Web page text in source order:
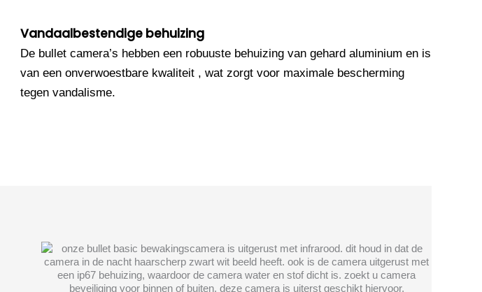
Vandaalbestendige behuizing
De bullet camera’s hebben een robuuste behuizing van gehard aluminium en is
van een onverwoestbare kwaliteit , wat zorgt voor maximale bescherming
tegen vandalisme.